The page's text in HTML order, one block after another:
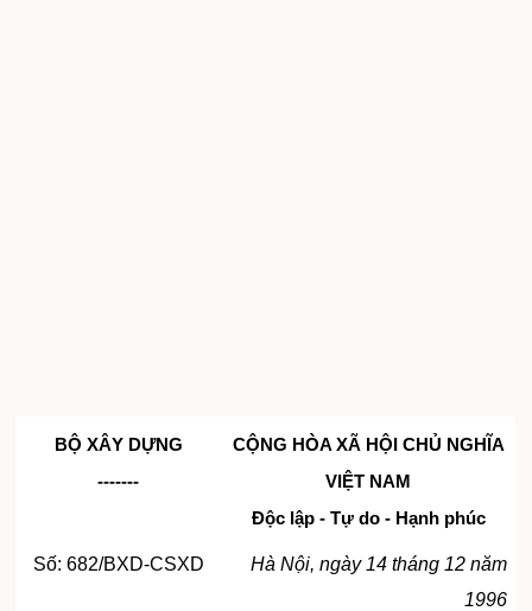
BỘ XÂY DỰNG
-------
CỘNG HÒA XÃ HỘI CHỦ NGHĨA
VIỆT NAM
Độc lập - Tự do - Hạnh phúc
Số: 682/BXD-CSXD
Hà Nội, ngày 14 tháng 12 năm
1996